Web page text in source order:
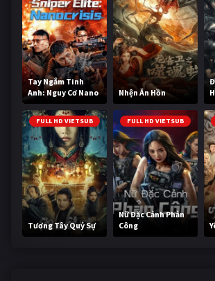
Tay Ngắm Tinh
Anh: Nguy Cơ Nano
Nhện Ăn Hồn
FULL HD VIETSUB
Tương Tây Quỷ Sự
FULL HD VIETSUB
Nữ Đặc Cảnh Phản
Công